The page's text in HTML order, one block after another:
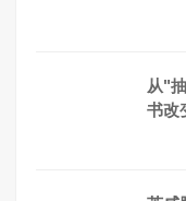
从"
书改